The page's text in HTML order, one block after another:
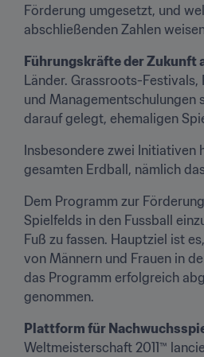
Förderung umgesetzt, und
abschließenden Zahlen
Führungskräfte der Zukunft
Länder. Grassroots-
und Managementschulungen
darauf gelegt, ehemaligen
Insbesondere zwei Initiativen
gesamten Erdball, nämlich
Dem Programm zur
Spielfelds in den Fussball
Fuß zu fassen. Hauptziel ist
von Männern und Frauen in
das Programm erfolgreich
genommen.
Plattform für
Weltmeisterschaft 2011™